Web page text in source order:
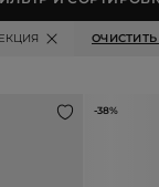
-38%